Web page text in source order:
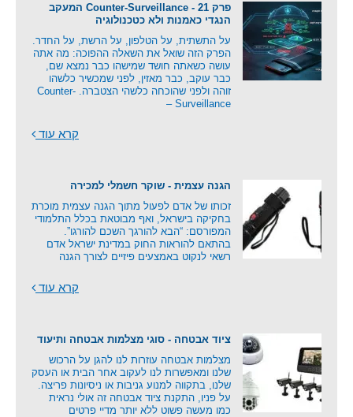
פרק 21 - Counter-Surveillance המעקב
הנגדי כאמנות ולא כטכנולוגיה
על התשתית, על הטלפון, על הרשת, על החדר.
הפרק הזה שואל את השאלה ההפוכה: מה אתה
עושה כשאתה חושד שמישהו כבר נמצא שם,
כבר עוקב, כבר מאזין, לפני שמכשיר כלשהו
זוהה ולפני שהוכחה כלשהי הצטברה. Counter-
Surveillance –
קרא עוד
הגנה עצמית - שוקר חשמלי למכירה
זכותו של אדם לפעול מתוך הגנה עצמית מוכרת
בחקיקה בישראל, ואף מבוטאת בכלל התלמודי
המפורסם: “הבא להורגך השכם להורגו”.
בהתאם להוראות החוק במדינת ישראל אדם
רשאי לנקוט באמצעים פיזיים לצורך הגנה
קרא עוד
ציוד אבטחה - סוגי מצלמות אבטחה ותיעוד
מצלמות אבטחה עוזרות לנו להגן על הרכוש
שלנו ומאפשרות לנו לעקוב אחר הבית או העסק
שלנו, בתקווה למנוע גניבות או ניסיונות פריצה.
על פניו, התקנת ציוד אבטחה זה אולי נראית
כמו מעשה פשוט ללא יותר מדיי פרטים